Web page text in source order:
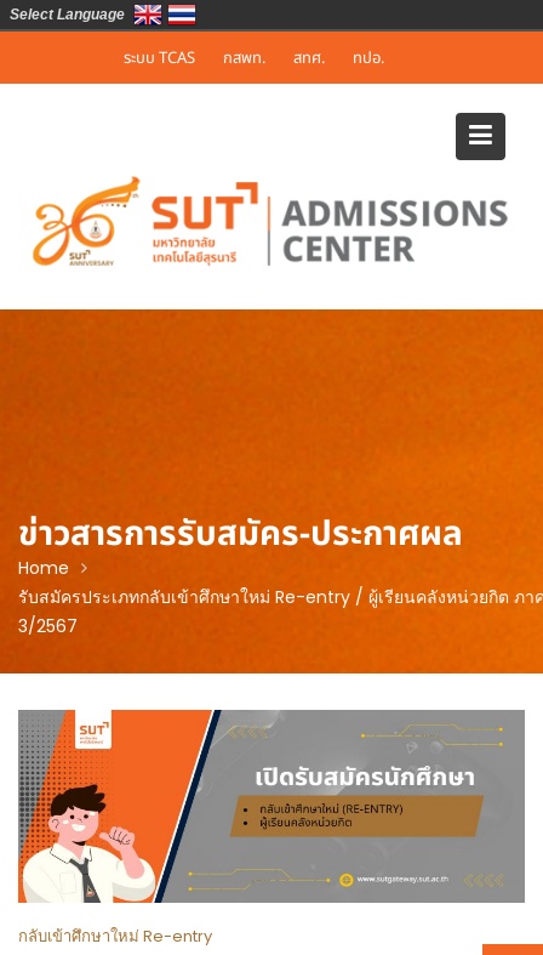
ระบบ TCAS กสพท. สทศ. ทปอ.
ข่าวสารการรับสมัคร-ประกาศผล
Home
รับสมัครประเภทกลับเข้าศึกษาใหม่ Re-entry / ผู้เรียนคลังหน่วยกิต ภา
3/2567
กลับเข้าศึกษาใหม่ Re-entry
Select Language